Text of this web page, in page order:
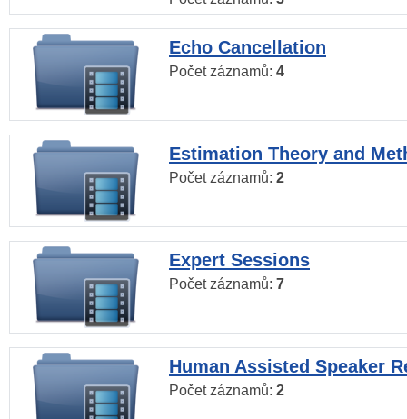
Echo Cancellation
Počet záznamů: 4
Estimation Theory and
Počet záznamů: 2
Expert Sessions
Počet záznamů: 7
Human Assisted Speaker
Počet záznamů: 2